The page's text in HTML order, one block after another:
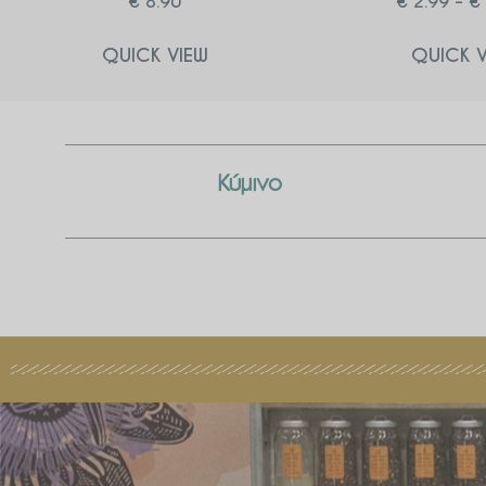
QUICK VIEW QUICK
Κύμινο